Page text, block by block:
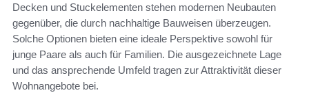
Decken und Stuckelementen stehen modernen Neubauten
gegenüber, die durch nachhaltige Bauweisen überzeugen.
Solche Optionen bieten eine ideale Perspektive sowohl für
junge Paare als auch für Familien. Die ausgezeichnete Lage
und das ansprechende Umfeld tragen zur Attraktivität dieser
Wohnangebote bei.